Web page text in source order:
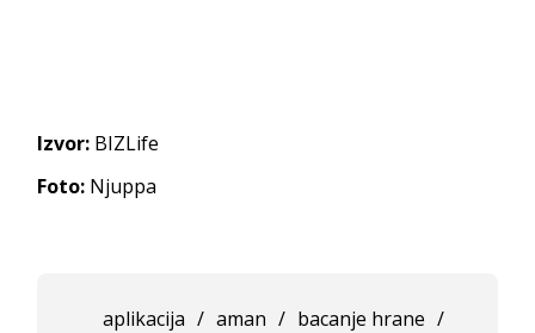
Izvor: BIZLife
Foto: Njuppa
aplikacija / aman / bacanje hrane /